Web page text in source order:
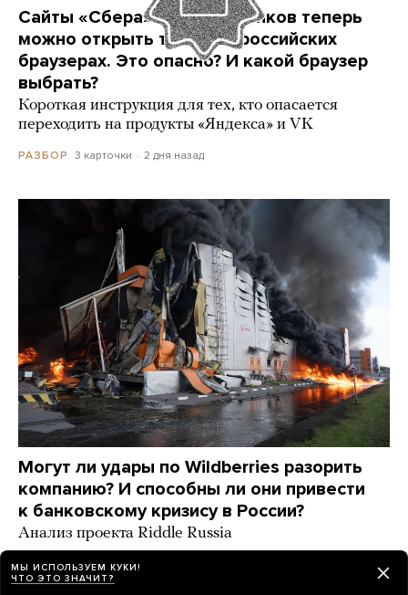
Сайты «Сбера» и других банков теперь
можно открыть только в российских
браузерах. Это опасно? И какой браузер
выбрать?
Короткая инструкция для тех, кто опасается
переходить на продукты «Яндекса» и VK
РАЗБОР 3 карточки 2 дня назад
Могут ли удары по Wildberries разорить
компанию? И способны ли они привести
к банковскому кризису в России?
Анализ проекта Riddle Russia
ИСТОРИИ 2 дня назад
МЫ ИСПОЛЬЗУЕМ КУКИ!
ЧТО ЭТО ЗНАЧИТ?